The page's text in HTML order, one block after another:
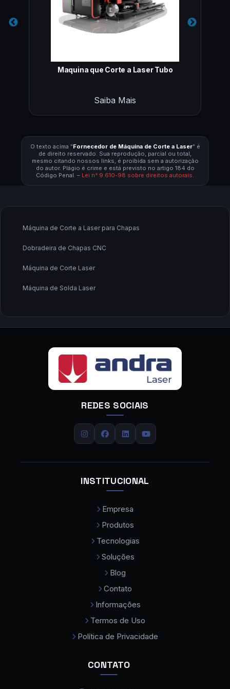
Maquina que Corte a Laser Tubo
Saiba Mais
O texto acima "Fornecedor de Máquina de Corte a Laser" é
de direito reservado. Sua reprodução, parcial ou total,
mesmo citando nossos links, é proibida sem a autorização
do autor. Plágio é crime e está previsto no artigo 184 do
Código Penal. – Lei n° 9.610-98 sobre direitos autorais.
Máquina de Corte a Laser para Chapas
Dobradeira de Chapas CNC
Máquina de Corte Laser
Máquina de Solda Laser
Fornecedor de Máquina de Corte a Laser
Fornecedor de Máquina de Solda a Laser
Calandra CNC
Calandra de Chapas
Carregador de Chapas
Centro de Usinagem CNC Preço
Compressor de Ar Parafuso
Consumíveis para Máquina a Laser
REDES SOCIAIS
INSTITUCIONAL
Empresa
Produtos
Tecnologias
Soluções
Blog
Contato
Informações
Termos de Uso
Política de Privacidade
CONTATO